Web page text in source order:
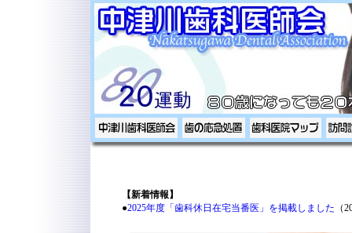
【新着情報】
●2025年度「歯科休日在宅当番医」を掲載しました （